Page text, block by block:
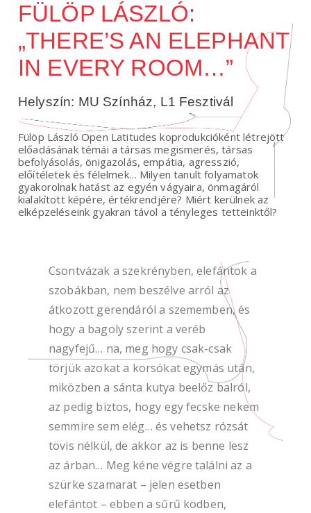
FÜLÖP LÁSZLÓ:
„THERE’S AN ELEPHANT
IN EVERY ROOM…”
Helyszín: MU Színház, L1 Fesztivál
Fülöp László Open Latitudes koprodukcióként létrejött
előadásának témái a társas megismerés, társas
befolyásolás, önigazolás, empátia, agresszió,
előítéletek és félelmek… Milyen tanult folyamatok
gyakorolnak hatást az egyén vágyaira, önmagáról
kialakított képére, értékrendjére? Miért kerülnek az
elképzeléseink gyakran távol a tényleges tetteinktől?
Csontvázak a szekrényben, elefántok a
szobákban, nem beszélve arról az
átkozott gerendáról a szememben, és
hogy a bagoly szerint a veréb
nagyfejű… na, meg hogy csak-csak
törjük azokat a korsókat egymás után,
miközben a sánta kutya beelőz balról,
az pedig biztos, hogy egy fecske nekem
semmire sem elég… és vehetsz rózsát
tövis nélkül, de akkor az is benne lesz
az árban… Meg kéne végre találni az a
szürke szamarat – jelen esetben
elefántot – ebben a sűrű ködben,